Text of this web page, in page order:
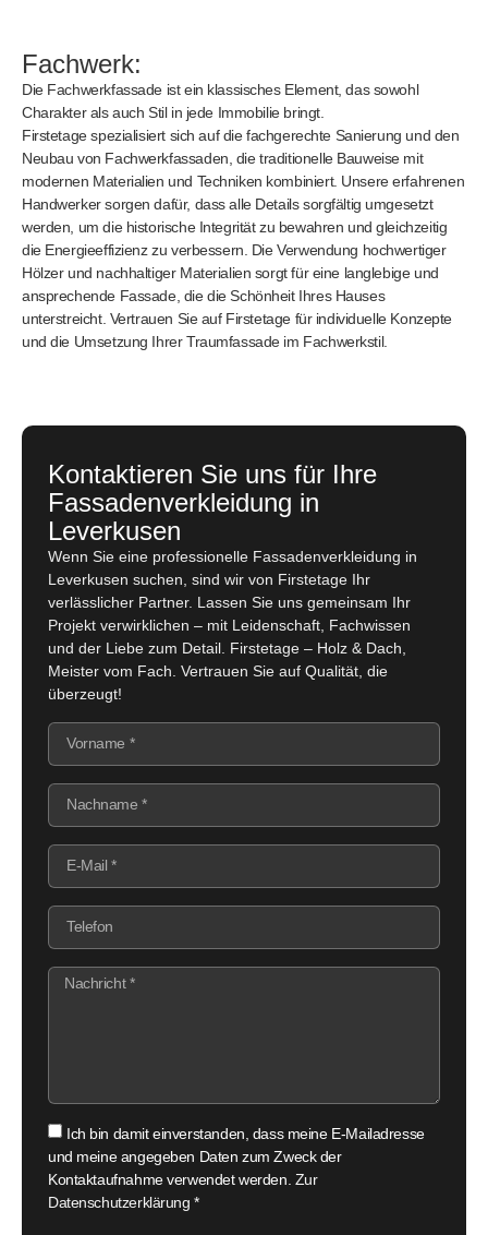
Fachwerk:
Die Fachwerkfassade ist ein klassisches Element, das sowohl
Charakter als auch Stil in jede Immobilie bringt.
Firstetage spezialisiert sich auf die fachgerechte Sanierung und den
Neubau von Fachwerkfassaden, die traditionelle Bauweise mit
modernen Materialien und Techniken kombiniert. Unsere erfahrenen
Handwerker sorgen dafür, dass alle Details sorgfältig umgesetzt
werden, um die historische Integrität zu bewahren und gleichzeitig
die Energieeffizienz zu verbessern. Die Verwendung hochwertiger
Hölzer und nachhaltiger Materialien sorgt für eine langlebige und
ansprechende Fassade, die die Schönheit Ihres Hauses
unterstreicht. Vertrauen Sie auf Firstetage für individuelle Konzepte
und die Umsetzung Ihrer Traumfassade im Fachwerkstil.
Kontaktieren Sie uns für Ihre
Fassadenverkleidung in
Leverkusen
Wenn Sie eine professionelle Fassadenverkleidung in
Leverkusen suchen, sind wir von Firstetage Ihr
verlässlicher Partner. Lassen Sie uns gemeinsam Ihr
Projekt verwirklichen – mit Leidenschaft, Fachwissen
und der Liebe zum Detail. Firstetage – Holz & Dach,
Meister vom Fach. Vertrauen Sie auf Qualität, die
überzeugt!
Ich bin damit einverstanden, dass meine E-Mailadresse
und meine angegeben Daten zum Zweck der
Kontaktaufnahme verwendet werden. Zur
Datenschutzerklärung *